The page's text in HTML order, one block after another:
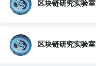
区块链研究实验室
区块链研究实验室